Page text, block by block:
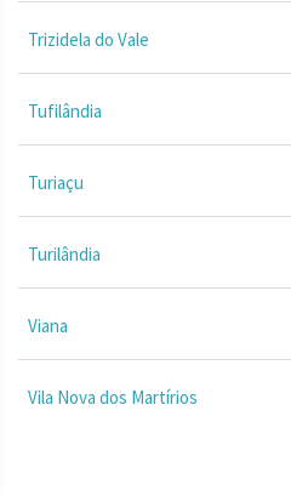
Trizidela do Vale
Tufilândia
Turiaçu
Turilândia
Viana
Vila Nova dos Martírios